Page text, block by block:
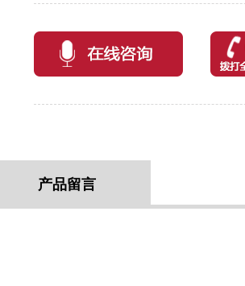
产品留言